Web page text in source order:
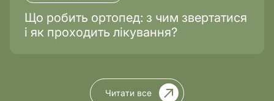
Що робить ортопед: з чим звертатися
і як проходить лікування?
Читати все